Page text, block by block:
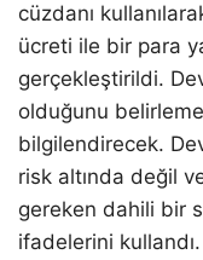
cüzdanı
ücreti ile bir para
gerçekleştirildi.
olduğunu
bilgilendirecek.
risk altında değil
gereken dahili bir
ifadelerini kullandı.